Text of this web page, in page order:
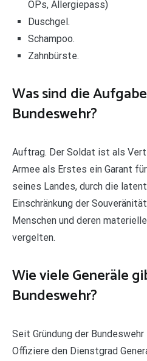
OPs, Allergiepass)
Duschgel.
Schampoo.
Zahnbürste.
Was sind die
Bundeswehr?
Auftrag. Der Soldat ist als
Armee als Erstes ein Garant
seines Landes, durch die
Einschränkung der
Menschen und deren
vergelten.
Wie viele Generäle
Bundeswehr?
Seit Gründung der
Offiziere den Dienstgrad